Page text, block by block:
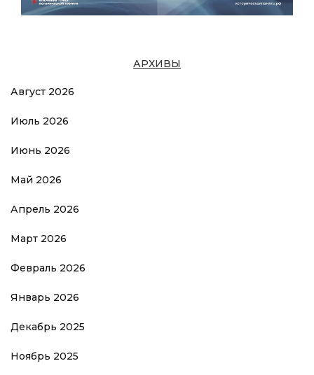
АРХИВЫ
Август 2026
Июль 2026
Июнь 2026
Май 2026
Апрель 2026
Март 2026
Февраль 2026
Январь 2026
Декабрь 2025
Ноябрь 2025